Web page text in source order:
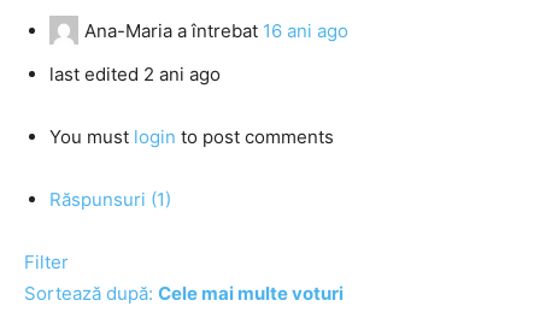
Ana-Maria a întrebat 16 ani ago
last edited 2 ani ago
You must login to post comments
Răspunsuri (1)
Filter
Sortează după: Cele mai multe voturi